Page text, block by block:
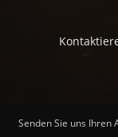
Senden Sie uns Ihren